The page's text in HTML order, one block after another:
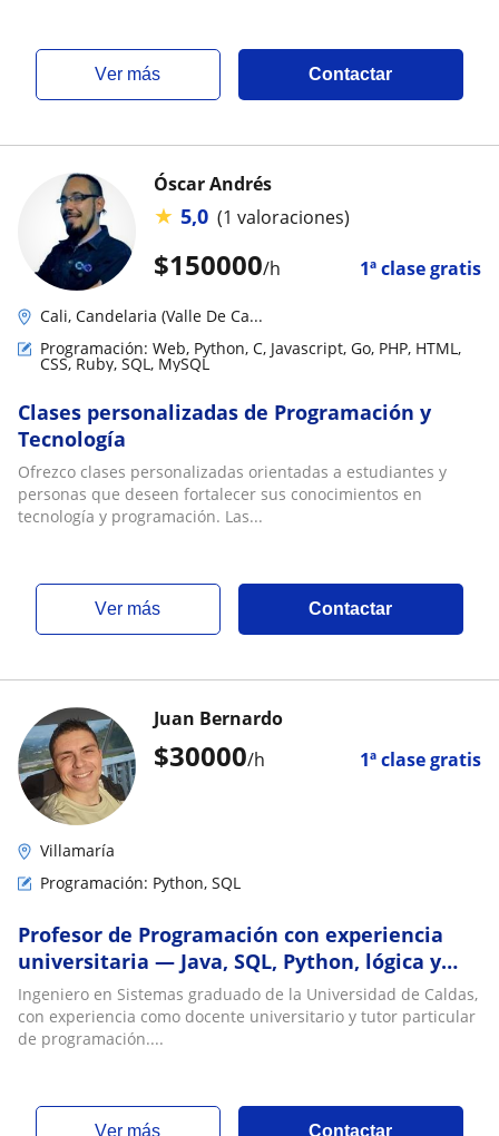
ver más Contactar
$150000/h 1ª clase gratis
Óscar Andrés
★ 5,0 (1 valoraciones)
Cali, Candelaria (Valle De Ca...
Programación: Web, Python, C, Javascript, Go, PHP, HTML,
CSS, Ruby, SQL, MySQL
Clases personalizadas de Programación y
Tecnología
Ofrezco clases personalizadas orientadas a estudiantes y
personas que deseen fortalecer sus conocimientos en
tecnología y programación. Las...
ver más Contactar
$30000/h 1ª clase gratis
Juan Bernardo
Villamaría
Programación: Python, SQL
Profesor de Programación con experiencia
universitaria — Java, SQL, Python, lógica y
fundamentos para principiantes
Ingeniero en Sistemas graduado de la Universidad de Caldas,
con experiencia como docente universitario y tutor particular
de programación....
ver más Contactar